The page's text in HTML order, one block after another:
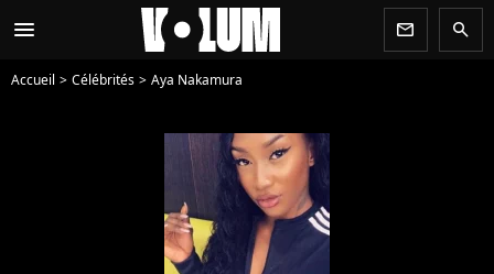
menu newsletter search
Accueil Célébrités Aya Nakamura